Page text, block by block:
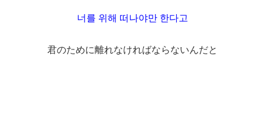
너를 위해 떠나야만 한다고
君のために離れなければならないんだと